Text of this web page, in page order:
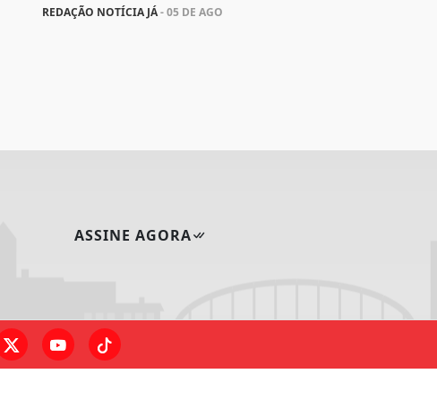
REDAÇÃO NOTÍCIA JÁ- 05 DE AGO
ASSINE AGORA